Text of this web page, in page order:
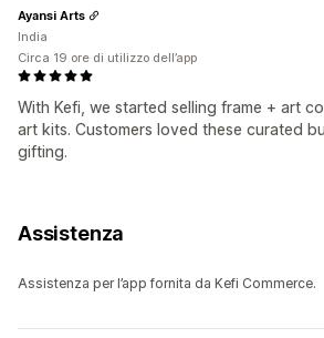
With Kefi, we started selling frame + art
art kits. Customers loved these curated
gifting.
Ayansi Arts
India
Circa 19 ore di utilizzo dell’app
Assistenza
Assistenza per l’app fornita da Kefi Commerce.